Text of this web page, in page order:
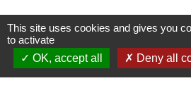
Liens
Cyclad
CDC Aunis Atlantique
Préfecture de la Charente-
This site uses cookies and gives you
to activate
OK, accept all
Deny all